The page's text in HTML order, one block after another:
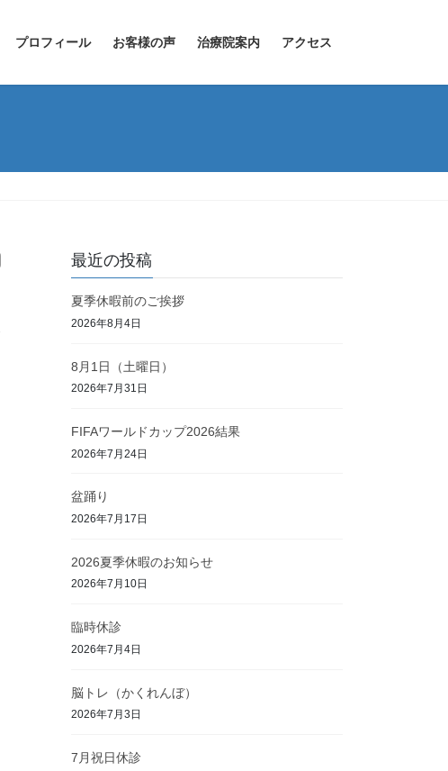
プロフィール お客様の声 治療院案内 アクセス
最近の投稿
夏季休暇前のご挨拶
2026年8月4日
8月1日（土曜日）
2026年7月31日
FIFAワールドカップ2026結果
2026年7月24日
盆踊り
2026年7月17日
2026夏季休暇のお知らせ
2026年7月10日
臨時休診
2026年7月4日
脳トレ（かくれんぼ）
2026年7月3日
7月祝日休診